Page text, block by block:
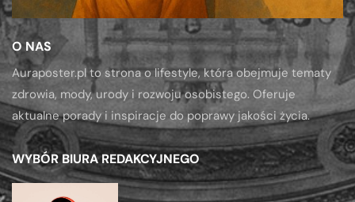
O NAS
Auraposter.pl to strona o lifestyle, która obejmuje tematy
zdrowia, mody, urody i rozwoju osobistego. Oferuje
aktualne porady i inspiracje do poprawy jakości życia.
WYBÓR BIURA REDAKCYJNEGO